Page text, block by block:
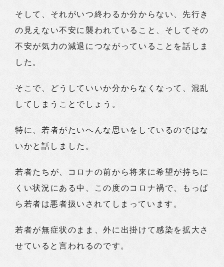
そして、それがいつ終わるか分からない、先行き
の見えない不安に襲われていること、そしてその
不安が気力の減退につながっていることを話しま
した。
そこで、どうしていいか分からなくなって、混乱
してしまうことでしょう。
特に、若者がたいへんな思いをしているのではな
いかと話しました。
若者たちが、コロナの前から将来に希望が持ちに
くい状況にある中、この度のコロナ禍で、もっぱ
ら若者は悪者扱いされてしまっています。
若者が無症状のまま、外に出掛けて感染を拡大さ
せていると言われるのです。